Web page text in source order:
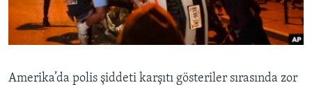
HAYATTAN
SANAT
BIZI TAKIP EDIN
Diller
Amerika’da polis şiddeti karşıtı gösteriler sırasında zor